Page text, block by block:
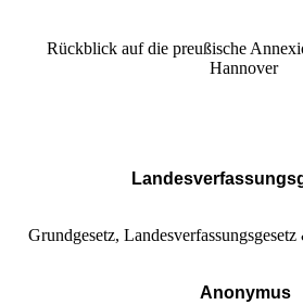
Rückblick auf die preußische
Hannover
Grundgesetz,
Anonymus